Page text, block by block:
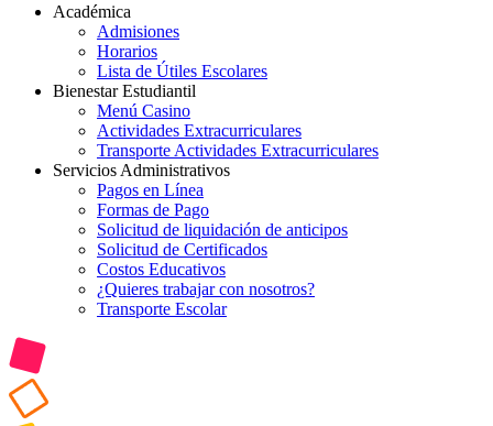
Académica
Admisiones
Horarios
Lista de Útiles Escolares
Bienestar Estudiantil
Menú Casino
Actividades Extracurriculares
Transporte Actividades Extracurriculares
Servicios Administrativos
Pagos en Línea
Formas de Pago
Solicitud de liquidación de anticipos
Solicitud de Certificados
Costos Educativos
¿Quieres trabajar con nosotros?
Transporte Escolar